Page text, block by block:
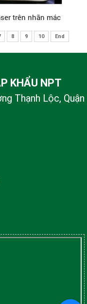
trên nhãn mác
8 9 10 End
KHẨU NPT
Thạnh Lộc, Quận